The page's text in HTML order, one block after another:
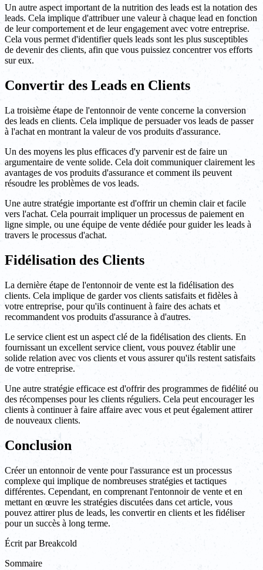
Un autre aspect important de la nutrition des leads est la notation des
leads. Cela implique d'attribuer une valeur à chaque lead en fonction
de leur comportement et de leur engagement avec votre entreprise.
Cela vous permet d'identifier quels leads sont les plus susceptibles
de devenir des clients, afin que vous puissiez concentrer vos efforts
sur eux.
Convertir des Leads en Clients
La troisième étape de l'entonnoir de vente concerne la conversion
des leads en clients. Cela implique de persuader vos leads de passer
à l'achat en montrant la valeur de vos produits d'assurance.
Un des moyens les plus efficaces d'y parvenir est de faire un
argumentaire de vente solide. Cela doit communiquer clairement les
avantages de vos produits d'assurance et comment ils peuvent
résoudre les problèmes de vos leads.
Une autre stratégie importante est d'offrir un chemin clair et facile
vers l'achat. Cela pourrait impliquer un processus de paiement en
ligne simple, ou une équipe de vente dédiée pour guider les leads à
travers le processus d'achat.
Fidélisation des Clients
La dernière étape de l'entonnoir de vente est la fidélisation des
clients. Cela implique de garder vos clients satisfaits et fidèles à
votre entreprise, pour qu'ils continuent à faire des achats et
recommandent vos produits d'assurance à d'autres.
Le service client est un aspect clé de la fidélisation des clients. En
fournissant un excellent service client, vous pouvez établir une
solide relation avec vos clients et vous assurer qu'ils restent satisfaits
de votre entreprise.
Une autre stratégie efficace est d'offrir des programmes de fidélité ou
des récompenses pour les clients réguliers. Cela peut encourager les
clients à continuer à faire affaire avec vous et peut également attirer
de nouveaux clients.
Conclusion
Créer un entonnoir de vente pour l'assurance est un processus
complexe qui implique de nombreuses stratégies et tactiques
différentes. Cependant, en comprenant l'entonnoir de vente et en
mettant en œuvre les stratégies discutées dans cet article, vous
pouvez attirer plus de leads, les convertir en clients et les fidéliser
pour un succès à long terme.
Écrit par Breakcold
Sommaire